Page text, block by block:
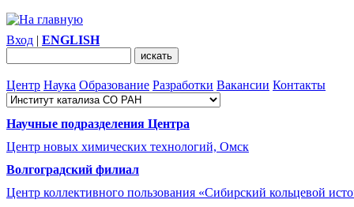
Вход | ENGLISH
Центр Наука Образование Разработки Вакансии Контакты
Научные подразделения Центра
Центр новых химических технологий, Омск
Волгоградский филиал
Центр коллективного пользования «Сибирский кольцевой